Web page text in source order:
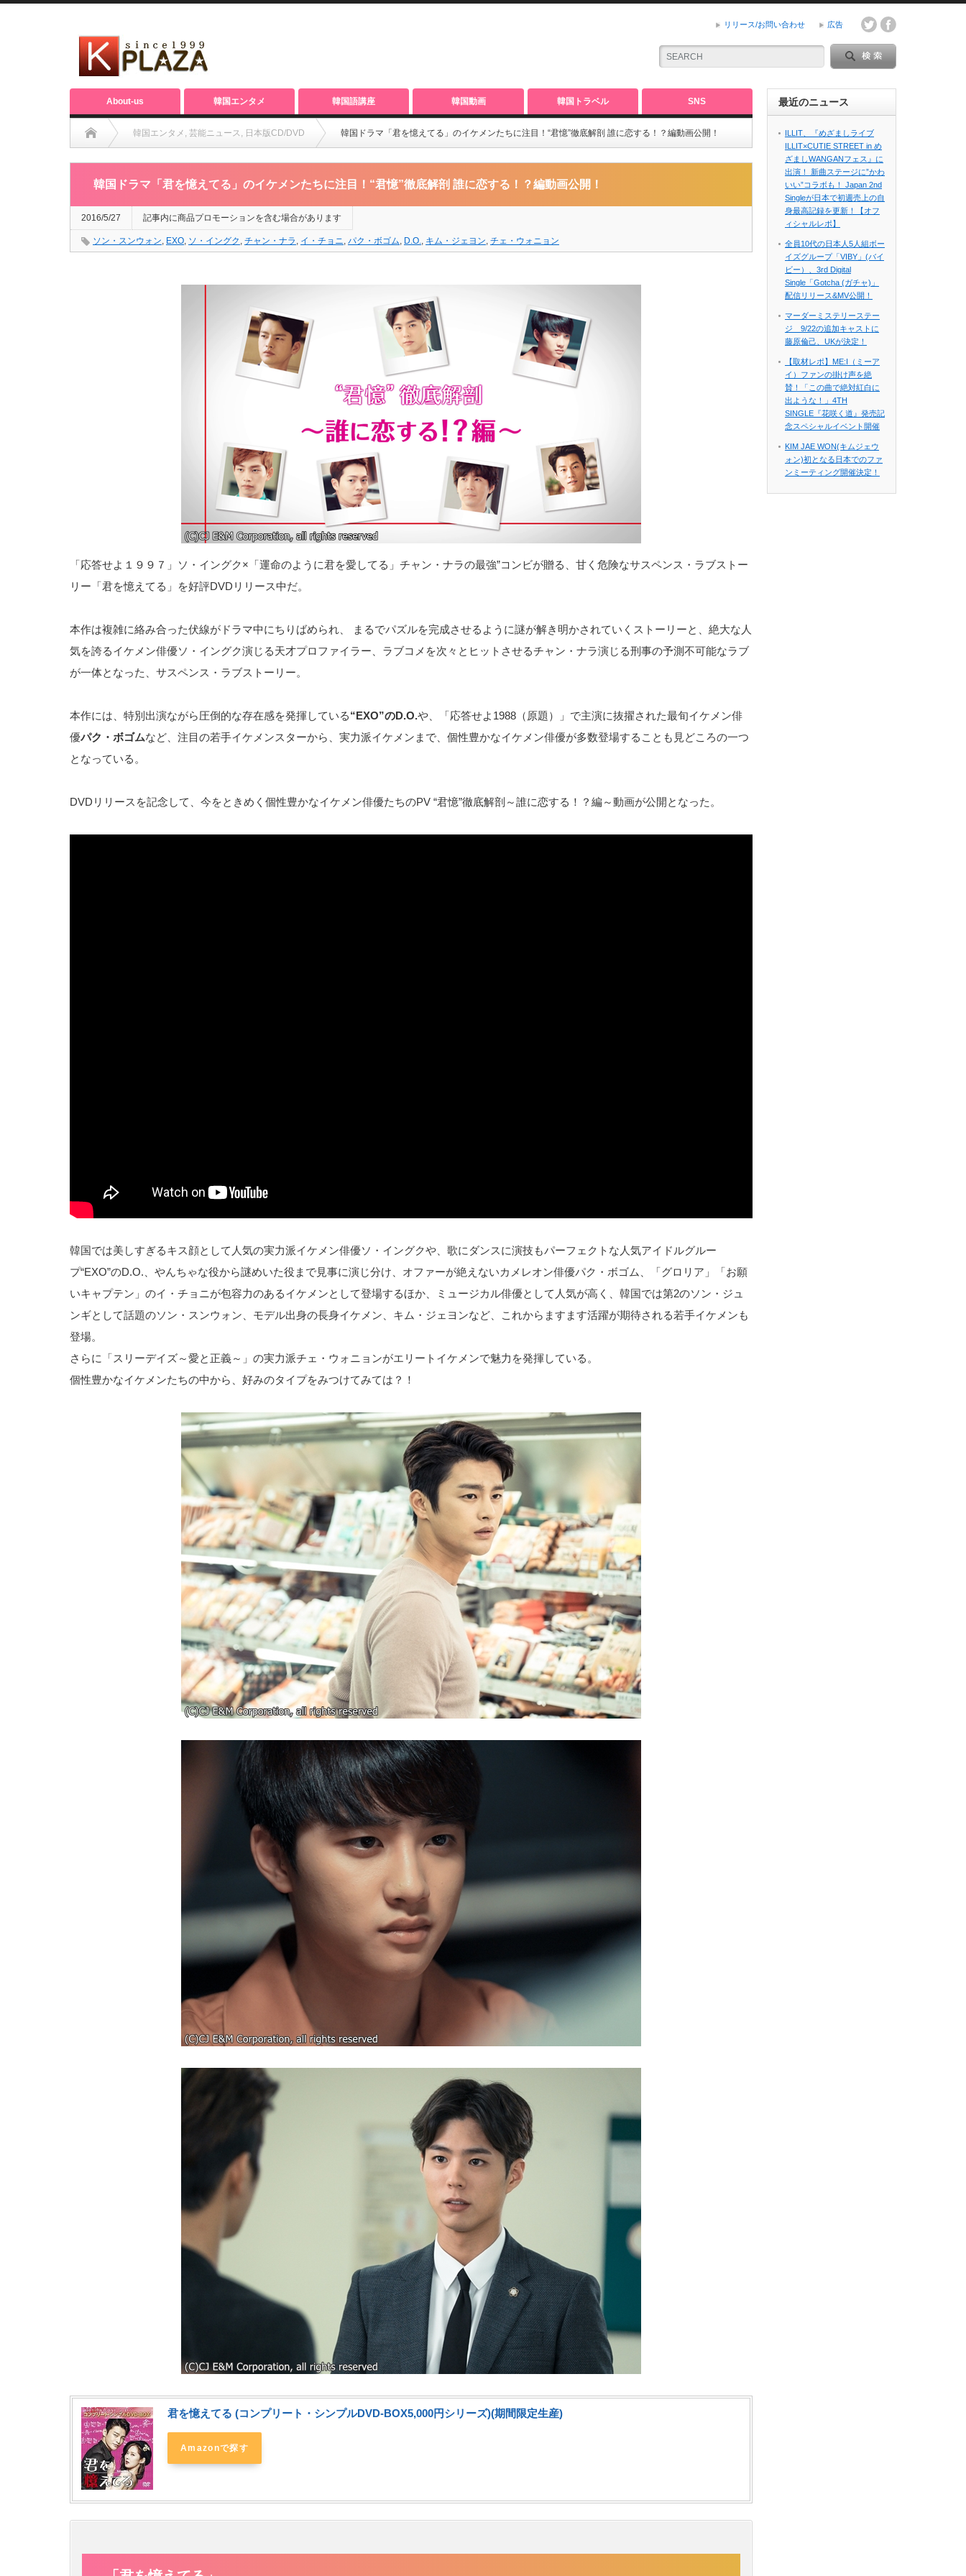
リリース/お問い合わせ 広告
About-us 韓国エンタメ 韓国語講座 韓国動画 韓国トラベル SNS
韓国エンタメ , 芸能ニュース, 日本版CD/DVD 韓国ドラマ「君を憶えてる」のイケメンたちに注目！“君憶”徹底解剖 誰に恋する！？編動画公開！
韓国ドラマ「君を憶えてる」のイケメンたちに注目！“君憶”徹底解剖 誰に恋する！？編動画公開！
2016/5/27 記事内に商品プロモーションを含む場合があります
ソン・スンウォン, EXO, ソ・イングク , チャン・ナラ , イ・チョニ, パク・ボゴム, D.O., キム・ジェヨン, チェ・ウォニョン
「応答せよ１９９７」ソ・イングク×「運命のように君を愛してる」チャン・ナラの最強”コンビが贈る、甘く危険なサスペンス・ラブストー
リー「君を憶えてる」を好評DVDリリース中だ。
本作は複雑に絡み合った伏線がドラマ中にちりばめられ、 まるでパズルを完成させるように謎が解き明かされていくストーリーと、絶大な人
気を誇るイケメン俳優ソ・イングク演じる天才プロファイラー、ラブコメを次々とヒットさせるチャン・ナラ演じる刑事の予測不可能なラブ
が一体となった、サスペンス・ラブストーリー。
本作には、特別出演ながら圧倒的な存在感を発揮している“EXO”のD.O.や、「応答せよ1988（原題）」で主演に抜擢された最旬イケメン俳
優パク・ボゴムなど、注目の若手イケメンスターから、実力派イケメンまで、個性豊かなイケメン俳優が多数登場することも見どころの一つ
となっている。
DVDリリースを記念して、今をときめく個性豊かなイケメン俳優たちのPV “君憶”徹底解剖～誰に恋する！？編～動画が公開となった。
韓国では美しすぎるキス顔として人気の実力派イケメン俳優ソ・イングクや、歌にダンスに演技もパーフェクトな人気アイドルグルー
プ“EXO”のD.O.、やんちゃな役から謎めいた役まで見事に演じ分け、オファーが絶えないカメレオン俳優パク・ボゴム、「グロリア」「お願
いキャプテン」のイ・チョニが包容力のあるイケメンとして登場するほか、ミュージカル俳優として人気が高く、韓国では第2のソン・ジュ
ンギとして話題のソン・スンウォン、モデル出身の長身イケメン、キム・ジェヨンなど、これからますます活躍が期待される若手イケメンも
登場。
さらに「スリーデイズ～愛と正義～」の実力派チェ・ウォニョンがエリートイケメンで魅力を発揮している。
個性豊かなイケメンたちの中から、好みのタイプをみつけてみては？！
君を憶えてる (コンプリート・シンプルDVD-BOX5,000円シリーズ)(期間限定生産)
Amazonで探す
最近のニュース
ILLIT、『めざましライブ
ILLIT×CUTIE STREET in め
ざましWANGANフェス』に
出演！ 新曲ステージに”かわ
いい”コラボも！ Japan 2nd
Singleが日本で初週売上の自
身最高記録を更新！【オフ
ィシャルレポ】
全員10代の日本人5人組ボー
イズグループ「VIBY」(バイ
ビー）、3rd Digital
Single「Gotcha (ガチャ)」
配信リリース&MV公開！
マーダーミステリーステー
ジ 9/22の追加キャストに
藤原倫己、UKが決定！
【取材レポ】ME:I（ミーア
イ）ファンの掛け声を絶
賛！「この曲で絶対紅白に
出ような！」4TH
SINGLE『花咲く道』発売記
念スペシャルイベント開催
KIM JAE WON(キムジェウ
ォン)初となる日本でのファ
ンミーティング開催決定！